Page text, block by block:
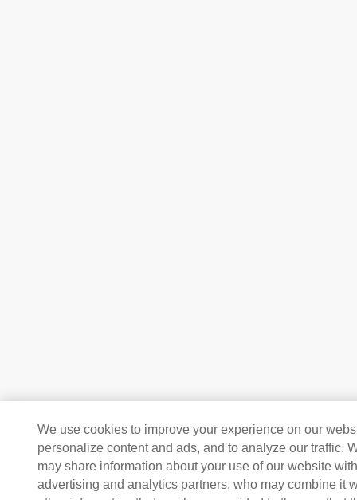
We use cookies to improve your experience on our
personalize content and ads, and to analyze our traffic.
may share information about your use of our website
advertising and analytics partners, who may combine it